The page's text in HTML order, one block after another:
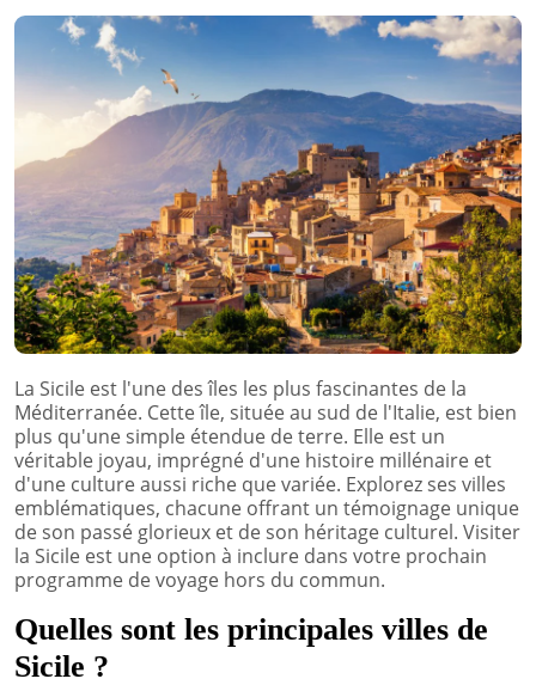
La Sicile est l'une des îles les plus fascinantes de la
Méditerranée. Cette île, située au sud de l'Italie, est bien
plus qu'une simple étendue de terre. Elle est un
véritable joyau, imprégné d'une histoire millénaire et
d'une culture aussi riche que variée. Explorez ses villes
emblématiques, chacune offrant un témoignage unique
de son passé glorieux et de son héritage culturel. Visiter
la Sicile est une option à inclure dans votre prochain
programme de voyage hors du commun.
Quelles sont les principales villes de
Sicile ?